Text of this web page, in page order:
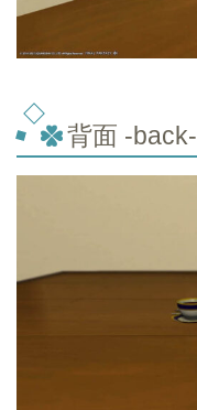
背面 -back-